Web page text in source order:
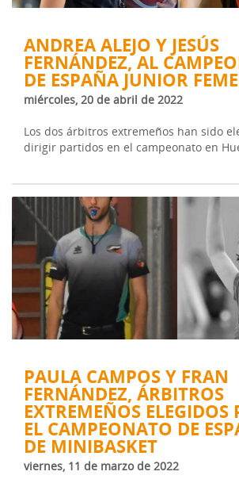
ANDREA ALEJO Y JESÚS
FERNÁNDEZ, AL
DE ESPAÑA JUNIOR
miércoles, 20 de abril de 2022
Los dos árbitros extremeños han sido
dirigir partidos en el campeonato en
PAULA CAMPOS Y FRAN
FERNÁNDEZ, ÁRBITROS
EXTREMEÑOS ELEGIDOS
EL CAMPEONATO DE
DE MINIBASKET
viernes, 11 de marzo de 2022